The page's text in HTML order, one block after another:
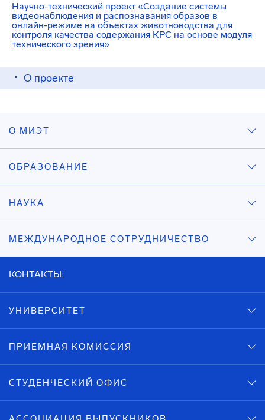
Научно-технический проект «Создание системы
видеонаблюдения и распознавания образов в
онлайн-режиме на объектах животноводства для
контроля качества содержания КРС на основе модуля
технического зрения»
О проекте
О МИЭТ
ОБРАЗОВАНИЕ
НАУКА
МЕЖДУНАРОДНОЕ СОТРУДНИЧЕСТВО
КОНТАКТЫ:
УНИВЕРСИТЕТ
ПРИЕМНАЯ КОМИССИЯ
СТУДЕНЧЕСКИЙ ОФИС